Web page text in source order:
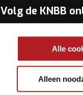
Alle
Alleen
Volg de KNBB
Facebook